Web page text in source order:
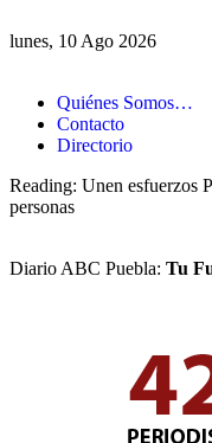
lunes, 10 Ago 2026
Quiénes Somos…
Contacto
Directorio
Reading: Unen esfuerzos
personas
Diario ABC Puebla: Tu